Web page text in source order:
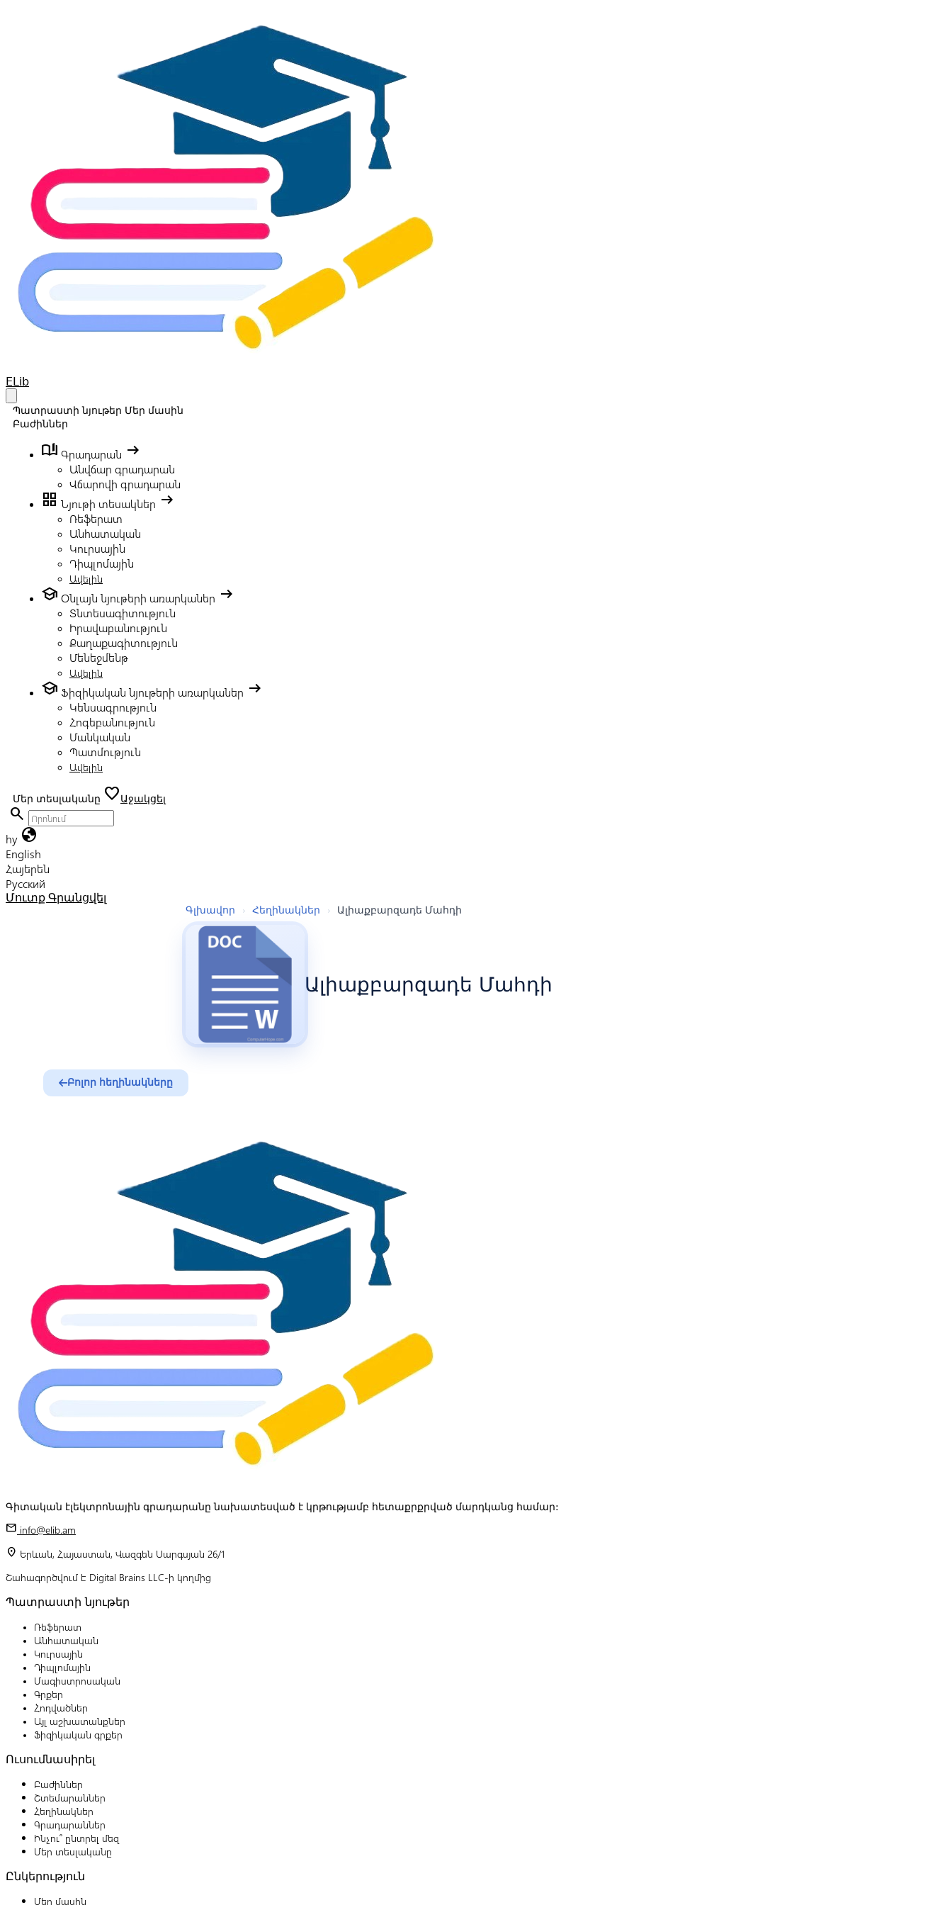
Your Company
ELib
Պատրաստի նյութեր Մեր մասին
Բաժիններ
book_ribbon Գրադարան arrow_right_alt
Անվճար գրադարան
Վճարովի գրադարան
grid_view Նյութի տեսակներ arrow_right_alt
Ռեֆերատ
Անհատական
Կուրսային
Դիպլոմային
Ավելին
school Օնլայն նյութերի առարկաներ arrow_right_alt
Տնտեսագիտություն
Իրավաբանություն
Քաղաքագիտություն
Մենեջմենթ
Ավելին
school Ֆիզիկական նյութերի առարկաներ arrow_right_alt
Կենսագրություն
Հոգեբանություն
Մանկական
Պատմություն
Ավելին
Մեր տեսլականը favoriteԱջակցել
search
hy globe
English
Հայերեն
Русский
Մուտք Գրանցվել
Գլխավոր › Հեղինակներ › Ալիաքբարզադե Մահդի
Ալիաքբարզադե Մահդի
Բոլոր հեղինակները
Գիտական էլեկտրոնային գրադարանը նախատեսված է կրթությամբ հետաքրքրված մարդկանց համար:
mail info@elib.am
location_on Երևան, Հայաստան, Վազգեն Սարգսյան 26/1
Շահագործվում է Digital Brains LLC-ի կողմից
Պատրաստի նյութեր
Ռեֆերատ
Անհատական
Կուրսային
Դիպլոմային
Մագիստրոսական
Գրքեր
Հոդվածներ
Այլ աշխատանքներ
Ֆիզիկական գրքեր
Ուսումնասիրել
Բաժիններ
Շտեմարաններ
Հեղինակներ
Գրադարաններ
Ինչու՞ ընտրել մեզ
Մեր տեսլականը
Ընկերություն
Մեր մասին